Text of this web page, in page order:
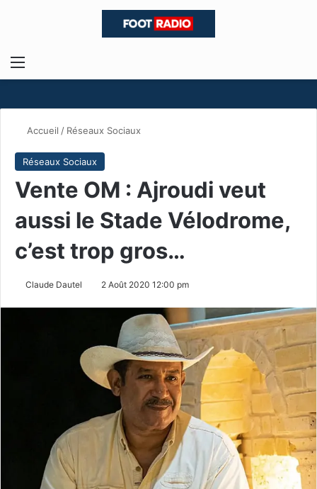
Menu
Accueil / Réseaux Sociaux
Réseaux Sociaux
Vente OM : Ajroudi veut
aussi le Stade Vélodrome,
c’est trop gros…
Claude Dautel 2 Août 2020 12:00 pm